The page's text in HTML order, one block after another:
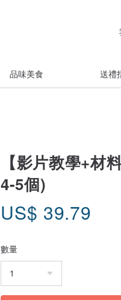
品味美食 送禮
【影片教學+材
4-5個)
US$ 39.79
數量